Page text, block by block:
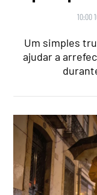
10:00
Um simples
ajudar a